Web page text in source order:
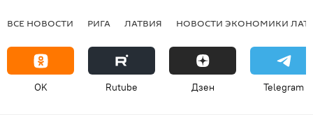
ВСЕ НОВОСТИ РИГА ЛАТВИЯ НОВОСТИ ЭКОНОМИКИ
OK Rutube Дзен Telegram